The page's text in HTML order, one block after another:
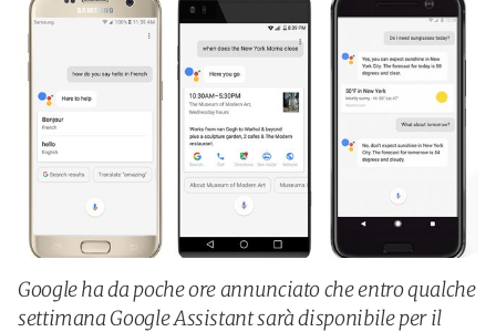
Google ha da poche ore annunciato che entro qualche
settimana Google Assistant sarà disponibile per il